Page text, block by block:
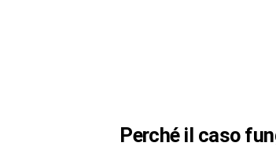
perché il caso